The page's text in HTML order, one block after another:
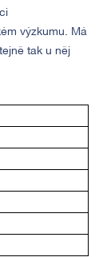
výzkumu. Má
tak u něj